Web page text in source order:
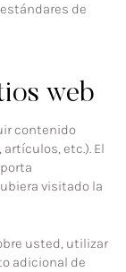
de
web
contenido
etc.). El
visitado la
usted, utilizar
adicional de